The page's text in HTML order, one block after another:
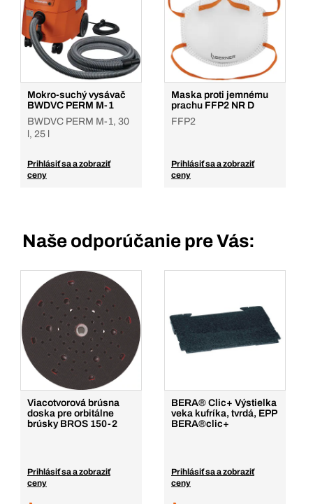
Mokro-suchý vysávač
BWDVC PERM M-1
BWDVC PERM M-1, 30
l, 25 l
Prihlásiť sa a zobraziť
ceny
Maska proti jemnému
prachu FFP2 NR D
FFP2
Prihlásiť sa a zobraziť
ceny
Naše odporúčanie pre Vás:
Viacotvorová brúsna
doska pre orbitálne
brúsky BROS 150-2
Prihlásiť sa a zobraziť
ceny
BERA® Clic+ Výstielka
veka kufríka, tvrdá, EPP
BERA®clic+
Prihlásiť sa a zobraziť
ceny